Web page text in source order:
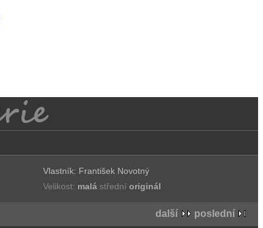
Vlastník: František Novotný
Velikost: malástředníoriginál
další poslední